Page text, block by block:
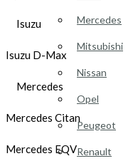
Mercedes
Mitsubishi
Nissan
Opel
Peugeot
Renault
Isuzu
Isuzu D-Max
Mercedes
Mercedes Citan
Mercedes EQV